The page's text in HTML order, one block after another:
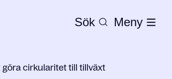
Sök Meny
göra cirkularitet till tillväxt